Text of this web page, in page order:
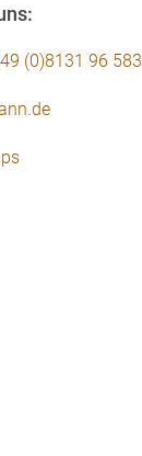
(0)8131 96 583